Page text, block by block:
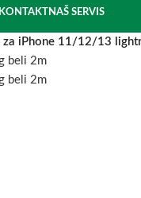
KONTAKTNAŠ SERVIS
za iPhone 11/12/13